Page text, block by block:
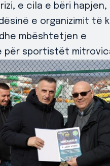
e cila e bëri hapjen,
e organizimit të
mbështetjen e
për sportistët